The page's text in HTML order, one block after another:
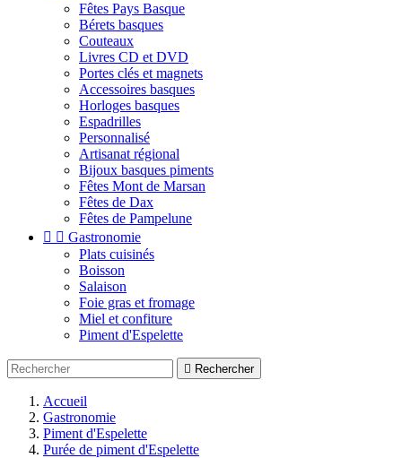
Fêtes Pays Basque
Bérets basques
Couteaux
Livres CD et DVD
Portes clés et magnets
Accessoires basques
Horloges basques
Espadrilles
Personnalisé
Artisanat régional
Bijoux basques piments
Fêtes Mont de Marsan
Fêtes de Dax
Fêtes de Pampelune
  Gastronomie
Plats cuisinés
Boisson
Salaison
Foie gras et fromage
Miel et confiture
Piment d'Espelette
 Rechercher
Accueil
Gastronomie
Piment d'Espelette
Purée de piment d'Espelette